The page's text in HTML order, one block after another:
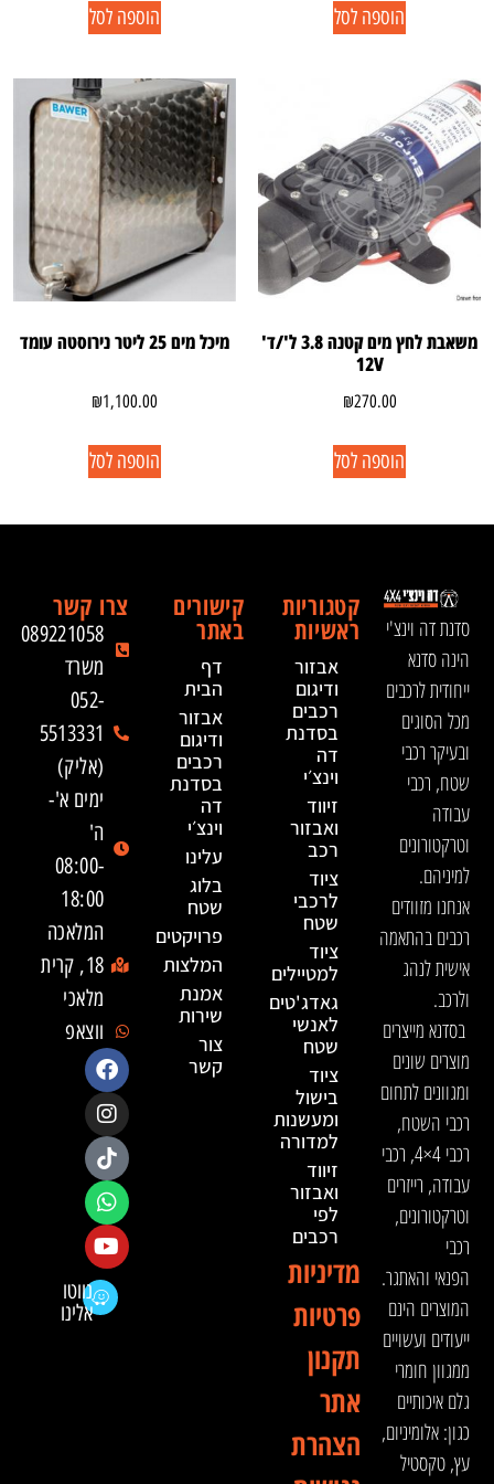
הוספה לסל הוספה לסל
משאבת לחץ מים קטנה 3.8 ל'/ד'
12V
₪270.00
הוספה לסל
מיכל מים 25 ליטר נירוסטה עומד
₪1,100.00
הוספה לסל
סדנת דה וינצ'י
הינה סדנא
ייחודית לרכבים
מכל הסוגים
ובעיקר רכבי
שטח, רכבי
עבודה
וטרקטורונים
למיניהם.
אנחנו מזוודים
רכבים בהתאמה
אישית לנהג
ולרכב.
בסדנא מייצרים
מוצרים שונים
ומגוונים לתחום
רכבי השטח,
רכבי 4×4, רכבי
עבודה, רייזרים
וטרקטורונים,
רכבי
הפנאי והאתגר.
המוצרים הינם
ייעודים ועשויים
ממגוון חומרי
גלם איכותיים
כגון: אלומיניום,
עץ, טקסטיל
קטגוריות
ראשיות
אבזור
ודיגום
רכבים
בסדנת
דה
וינצ׳י
זיווד
ואבזור
רכב
ציוד
לרכבי
שטח
ציוד
למטיילים
גאדג'טים
לאנשי
שטח
ציוד
בישול
ומעשנות
למדורה
זיווד
ואבזור
לפי
רכבים
מדיניות
פרטיות
תקנון
אתר
הצהרת
קישורים
באתר
דף
הבית
אבזור
ודיגום
רכבים
בסדנת
דה
וינצ׳י
עלינו
בלוג
שטח
פרויקטים
המלצות
אמנת
שירות
צור
קשר
צרו קשר
089221058
משרד
052-
5513331
(אליק)
ימים א'-
ה'
08:00-
18:00
המלאכה
18, קרית
מלאכי
ווצאפ
נווטו
אלינו